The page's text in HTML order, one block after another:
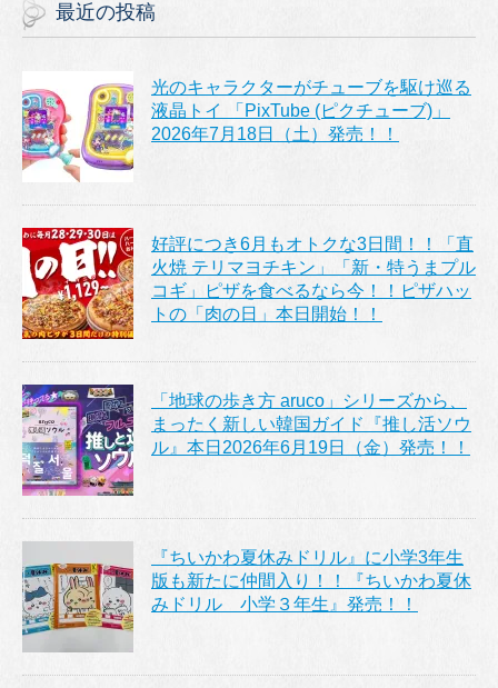
最近の投稿
光のキャラクターがチューブを駆け巡る
液晶トイ 「PixTube (ピクチューブ)」
2026年7月18日（土）発売！！
好評につき6月もオトクな3日間！！「直
火焼 テリマヨチキン」「新・特うまプル
コギ」ピザを食べるなら今！！ピザハッ
トの「肉の日」本日開始！！
「地球の歩き方 aruco」シリーズから、
まったく新しい韓国ガイド『推し活ソウ
ル』本日2026年6月19日（金）発売！！
『ちいかわ夏休みドリル』に小学3年生
版も新たに仲間入り！！『ちいかわ夏休
みドリル 小学３年生』発売！！